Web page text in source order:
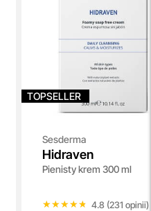
TOPSELLER
Sesderma
Hidraven
Pienisty krem 300 ml
★★★★★
★★★★★ 4.8 (231 opinii)